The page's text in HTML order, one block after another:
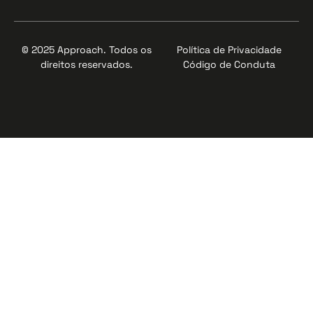
© 2025 Approach. Todos os
direitos reservados.
Política de Privacidade
Código de Conduta